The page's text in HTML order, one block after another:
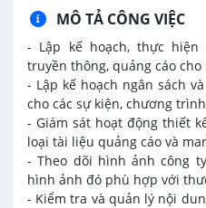
MÔ TẢ CÔNG VIỆC
- Lập kế hoạch, thực
truyền thông, quảng cáo
- Lập kế hoạch ngân sách
cho các sự kiện, chương
- Giám sát hoạt động thiết
loại tài liệu quảng cáo và
- Theo dõi hình ảnh công
hình ảnh đó phù hợp với
- Kiểm tra và quản lý nội